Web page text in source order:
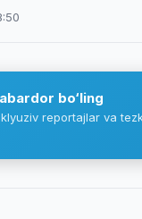
bo‘ling
reportajlar va